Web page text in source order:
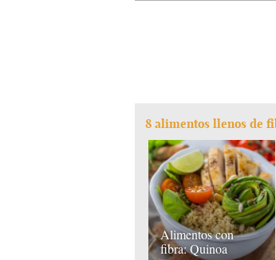
8 alimentos llenos de
Alimentos con
fibra: Quinoa